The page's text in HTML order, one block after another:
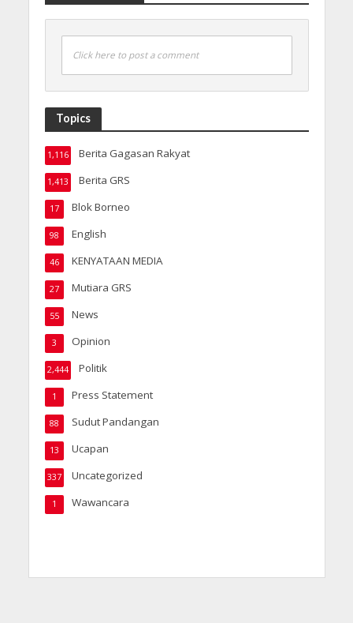
Click here to post a comment
Topics
Berita Gagasan Rakyat
1,116
Berita GRS
1,413
Blok Borneo
17
English
98
KENYATAAN MEDIA
46
Mutiara GRS
27
News
55
Opinion
3
Politik
2,444
Press Statement
1
Sudut Pandangan
88
Ucapan
13
Uncategorized
337
Wawancara
1